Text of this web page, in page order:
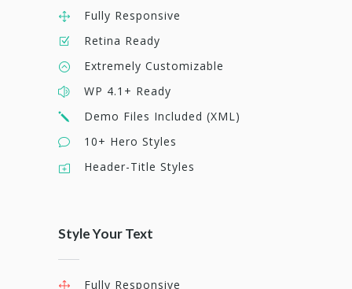
Fully Responsive
Retina Ready
Extremely Customizable
WP 4.1+ Ready
Demo Files Included (XML)
10+ Hero Styles
Header-Title Styles
Style Your Text
Fully Responsive